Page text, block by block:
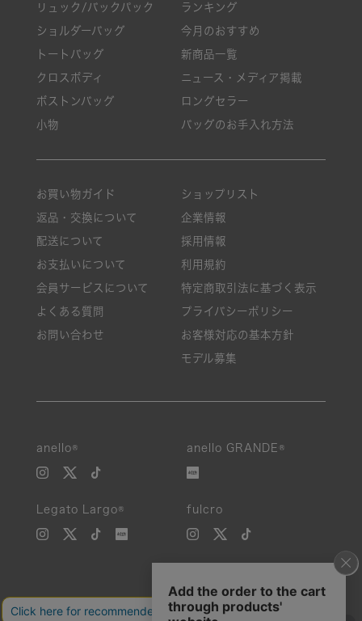
リュック/バックパック
ショルダーバッグ
トートバッグ
クロスボディ
ボストンバッグ
小物
ランキング
今月のおすすめ
新商品一覧
ニュース・メディア掲載
ロングセラー
バッグのお手入れ方法
お買い物ガイド
返品・交換について
配送について
お支払いについて
会員サービスについて
よくある質問
お問い合わせ
ショップリスト
企業情報
採用情報
利用規約
特定商取引法に基づく表示
プライバシーポリシー
お客様対応の基本方針
モデル募集
anello® anello GRANDE®
Legato Largo® fulcro